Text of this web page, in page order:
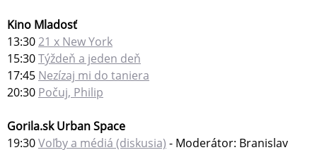
Kino Mladosť
13:3021 x New York
15:30Týždeň a jeden deň
17:45 Nezízaj mi do taniera
20:30 Počuj, Philip
Gorila.sk Urban Space
19:30Voľby a médiá (diskusia) - Moderátor: Branislav